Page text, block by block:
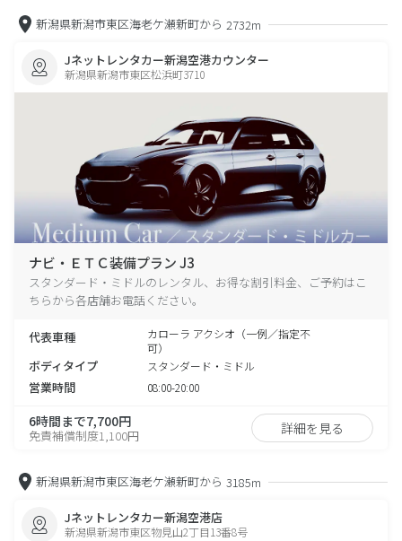
新潟県新潟市東区海老ケ瀬新町から 2732m
Jネットレンタカー新潟空港カウンター
新潟県新潟市東区松浜町3710
ナビ・ＥＴＣ装備プラン J3
スタンダード・ミドルのレンタル、お得な割引料金、ご予約はこ
ちらから各店舗お電話ください。
代表車種
カローラ アクシオ（一例／指定不
可）
ボディタイプ スタンダード・ミドル
営業時間 08:00-20:00
6時間まで7,700円
免責補償制度1,100円 詳細を見る
新潟県新潟市東区海老ケ瀬新町から 3185m
Jネットレンタカー新潟空港店
新潟県新潟市東区物見山2丁目13番8号